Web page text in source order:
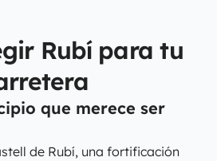
Rubí para tu
que merece ser
de Rubí, una fortificación